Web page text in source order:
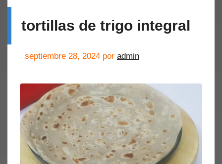
tortillas de trigo integral
septiembre 28, 2024 por admin